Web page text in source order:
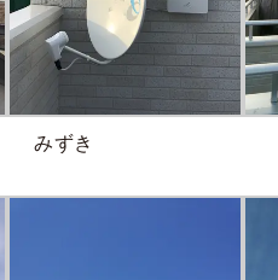
みずき